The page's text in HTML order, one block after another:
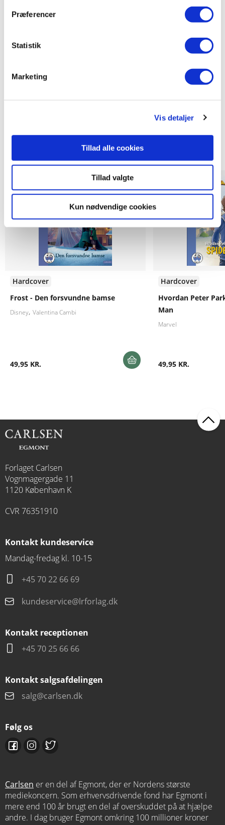
Præferencer
Statistik
Marketing
Vis detaljer
Tillad alle cookies
Tillad valgte
Kun nødvendige cookies
49,95 KR. 49,95 KR.
Andre har også købt
Hardcover
Frost - Den forsvundne bamse
Disney Valentina Cambi
49,95 KR.
Hardcover
Hvordan Peter
Man
Marvel
49,95 KR.
Forlaget Carlsen
Vognmagergade 11
1120 København K
CVR 76351910
Kontakt kundeservice
Mandag-fredag kl. 10-15
+45 70 22 66 69
kundeservice@lrforlag.dk
Kontakt receptionen
+45 70 25 66 66
Kontakt salgsafdelingen
salg@carlsen.dk
Følg os
Carlsen er en del af Egmont, der er Nordens største
mediekoncern. Som erhvervsdrivende fond har Egmont i
mere end 100 år brugt en del af overskuddet på at hjælpe
andre. I dag bruger Egmont omkring 100 millioner kroner